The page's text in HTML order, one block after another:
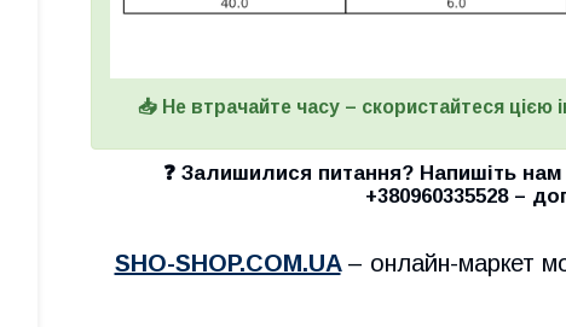
📥 Не втрачайте часу – скористайтеся цією
❓ Залишилися питання? Напишіть
+380960335528–
SHO-SHOP.COM.UA – онлайн-маркет